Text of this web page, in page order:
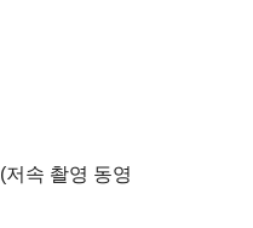
(저속 촬영 동영